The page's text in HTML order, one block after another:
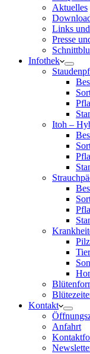
Aktuelles
Links
Presse
Infothek
Itoh –
Kontakt
Anfahrt